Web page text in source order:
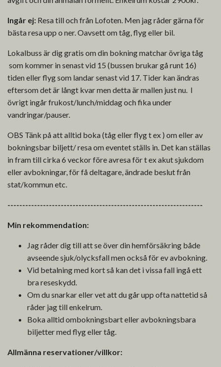
Ingår ej: Resa till och från Lofoten. Men jag råder gärna för
bästa resa upp o ner. Oavsett om tåg, flyg eller bil.
Lokalbuss är dig gratis om din bokning matchar övriga tåg
som kommer in senast vid 15 (bussen brukar gå runt 16)
tiden eller flyg som landar senast vid 17. Tider kan ändras
eftersom det är långt kvar men detta är mallen just nu. I
övrigt ingår frukost/lunch/middag och fika under
vandringar/pauser.
OBS Tänk på att alltid boka (tåg eller flyg t ex ) om eller av
bokningsbar biljett/ resa om eventet ställs in. Det kan ställas
in fram till cirka 6 veckor före avresa för t ex akut sjukdom
eller avbokningar, för få deltagare, ändrade beslut från
stat/kommun etc.
------------------------------------------------------------------
Min rekommendation:
Jag råder dig till att se över din hemförsäkring både
avseende sjuk/olycksfall men också för ev avbokning.
Vid betalning med kort så kan det i vissa fall ingå ett
bra reseskydd.
Om du snarkar eller vet att du går upp ofta nattetid så
råder jag till enkelrum.
Boka alltid ombokningsbart eller avbokningsbara
biljetter med flyg eller tåg.
Allmänna reservationer/villkor: